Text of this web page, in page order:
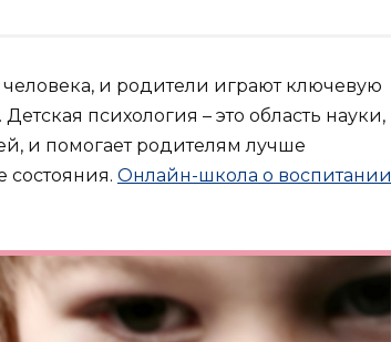
и родители играют ключевую
психология – это область науки,
и помогает родителям лучше
состояния. Онлайн-школа о воспитании